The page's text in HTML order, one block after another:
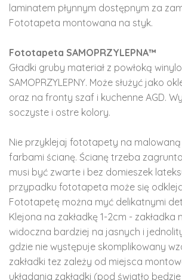
laminatem płynnym dostępnym za
Fototapeta montowana na styk.
Fototapeta SAMOPRZYLEPNA™
Gładki gruby materiał z powłoką
SAMOPRZYLEPNY. Może służyć jako
oraz na fronty szaf i kuchenne AGD.
soczyste i ostre kolory.
Nie przyklejaj fototapety na malowaną
farbami ścianę. Ścianę trzeba
musi być zwarte i bez domieszek
przypadku fototapeta może się
Fototapetę można myć delikatnymi
Klejona na zakładkę 1-2cm - zakładka
widoczna bardziej na jasnych i
gdzie nie występuje skomplikowany
zakładki tez zależy od miejsca
układania zakładki (pod światło